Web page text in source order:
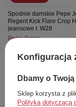
Spodnie damskie Pepe
Regent Kick Flare Crop
jeansowe r. W28
Pepe Jeans
Cena katalogowa:
Dodaj do
Konfiguracja
Dbamy o
Sklep korzysta z
Polityką dotyczącą